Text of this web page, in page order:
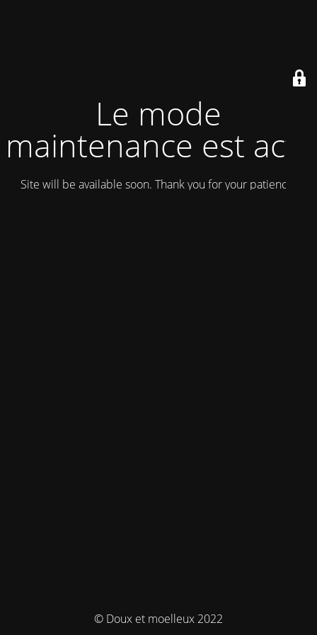
Le mode
maintenance est actif
Site will be available soon. Thank you for your patience!
© Doux et moelleux 2022